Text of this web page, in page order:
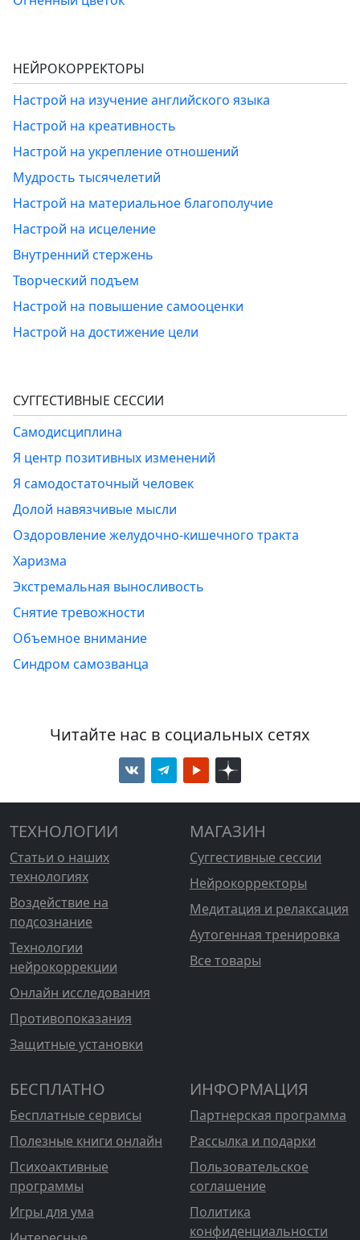
НЕЙРОКОРРЕКТОРЫ
Настрой на изучение английского языка
Настрой на креативность
Настрой на укрепление отношений
Мудрость тысячелетий
Настрой на материальное благополучие
Настрой на исцеление
Внутренний стержень
Творческий подъем
Настрой на повышение самооценки
Настрой на достижение цели
СУГГЕСТИВНЫЕ СЕССИИ
Самодисциплина
Я центр позитивных изменений
Я самодостаточный человек
Долой навязчивые мысли
Оздоровление желудочно-кишечного тракта
Харизма
Экстремальная выносливость
Снятие тревожности
Объемное внимание
Синдром самозванца
Читайте нас в социальных сетях
ТЕХНОЛОГИИ
Статьи о наших
технологиях
Воздействие на
подсознание
Технологии
нейрокоррекции
Онлайн исследования
Противопоказания
Защитные установки
МАГАЗИН
Суггестивные сессии
Нейрокорректоры
Медитация и релаксация
Аутогенная тренировка
Все товары
БЕСПЛАТНО
Бесплатные сервисы
Полезные книги онлайн
Психоактивные
программы
Игры для ума
ИНФОРМАЦИЯ
Партнерская программа
Рассылка и подарки
Пользовательское
соглашение
Политика
конфиденциальности